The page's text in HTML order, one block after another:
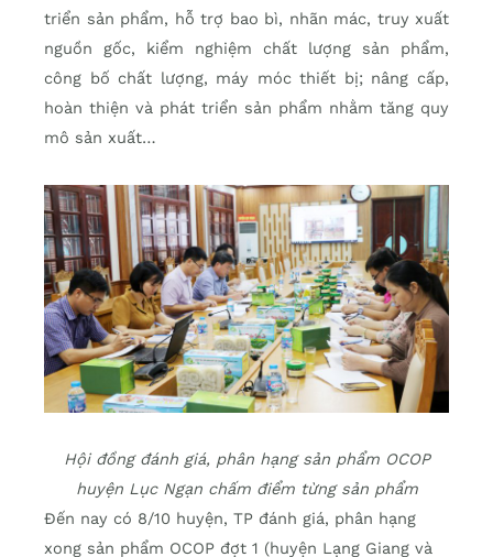
triển sản phẩm, hỗ trợ bao bì, nhãn mác, truy xuất
nguồn gốc, kiểm nghiệm chất lượng sản phẩm,
công bố chất lượng, máy móc thiết bị; nâng cấp,
hoàn thiện và phát triển sản phẩm nhằm tăng quy
mô sản xuất…
Hội đồng đánh giá, phân hạng sản phẩm OCOP
huyện Lục Ngạn chấm điểm từng sản phẩm
Đến nay có 8/10 huyện, TP đánh giá, phân hạng
xong sản phẩm OCOP đợt 1 (huyện Lạng Giang và